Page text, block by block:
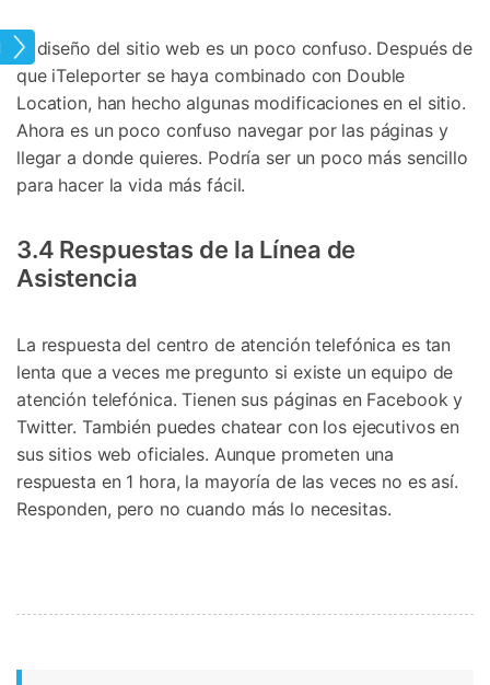
El diseño del sitio web es un poco confuso. Después de
que iTeleporter se haya combinado con Double
Location, han hecho algunas modificaciones en el sitio.
Ahora es un poco confuso navegar por las páginas y
llegar a donde quieres. Podría ser un poco más sencillo
para hacer la vida más fácil.
3.4 Respuestas de la Línea de
Asistencia
La respuesta del centro de atención telefónica es tan
lenta que a veces me pregunto si existe un equipo de
atención telefónica. Tienen sus páginas en Facebook y
Twitter. También puedes chatear con los ejecutivos en
sus sitios web oficiales. Aunque prometen una
respuesta en 1 hora, la mayoría de las veces no es así.
Responden, pero no cuando más lo necesitas.